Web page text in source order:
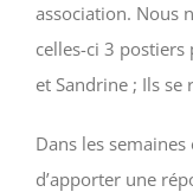
association. Nous
celles-ci 3 postiers
et Sandrine ; Ils se
Dans les
d’apporter une